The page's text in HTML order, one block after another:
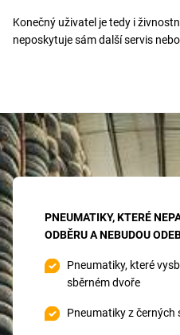
Konečný uživatel je tedy i
neposkytuje sám další servis
PNEUMATIKY, KTERÉ
ODBĚRU A NEBUDOU
Pneumatiky, které
sběrném dvoře
Pneumatiky z černých